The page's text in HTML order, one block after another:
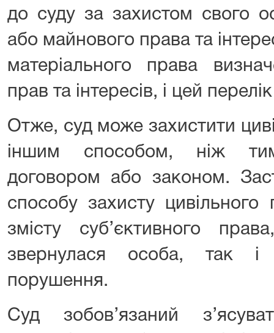
до суду за захистом свого
або майнового права та
матеріального права
прав та інтересів, і цей
Отже, суд може захистити
іншим способом, ніж
договором або законом.
способу захисту
змісту суб’єктивного
звернулася особа, так і
порушення.
Суд зобов’язаний